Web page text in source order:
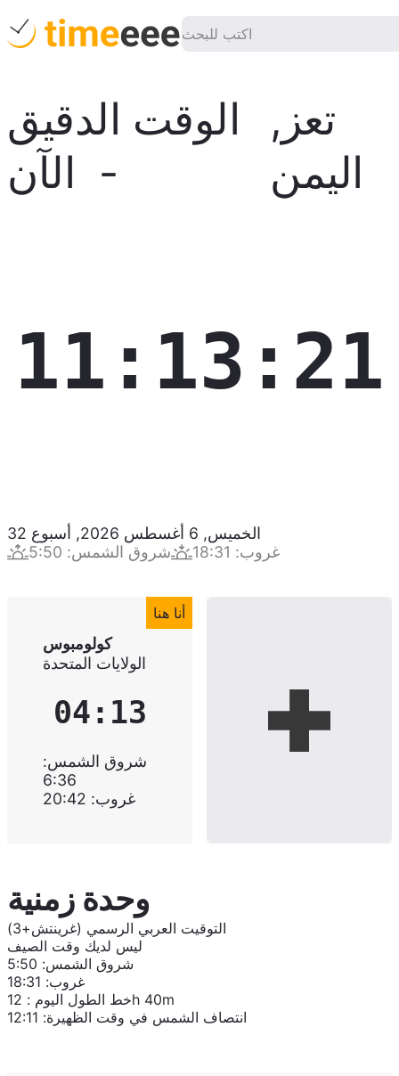
الوقت الدقيق
-
تعز ,
اليمن
11:13:22
الخميس, 6 أغسطس 2026 , أسبوع 32
شروق الشمس:
5:50 غروب:
18:31
أنا هنا
كولومبوس
الولايات المتحدة
04:13
شروق الشمس:
6:36
غروب:
20:42
وحدة زمنية
التوقيت العربي الرسمي (غرينتش+3)
ليس لديك وقت الصيف
شروق الشمس:
5:50
غروب:
18:31
خط الطول اليوم :
12h 40m
انتصاف الشمس في وقت الظهيرة:
12:11